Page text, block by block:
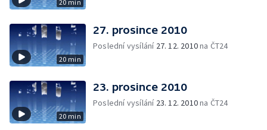
20 min
20 min
27. prosince 2010
Poslední vysílání 27. 12. 2010na ČT24
20 min
23. prosince 2010
Poslední vysílání 23. 12. 2010na ČT24